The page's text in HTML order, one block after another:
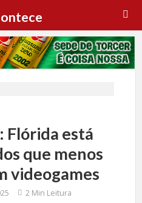
Flórida está
que menos
videogames
2 Min Leitura